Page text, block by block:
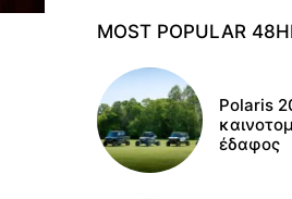
MOST POPULAR
Polaris
έδαφος